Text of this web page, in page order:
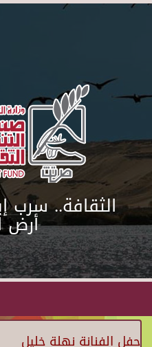
الثقافة.. سرب
أرض
حفل الفنانة نهلة خليل